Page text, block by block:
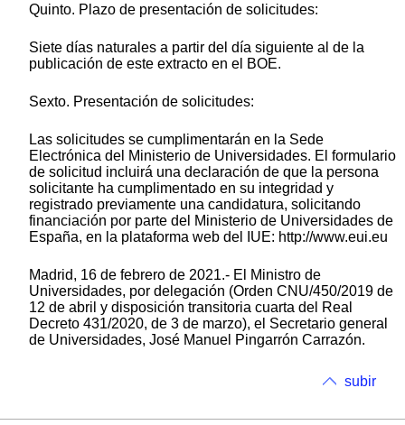
Quinto. Plazo de presentación de solicitudes:
Siete días naturales a partir del día siguiente al de la
publicación de este extracto en el BOE.
Sexto. Presentación de solicitudes:
Las solicitudes se cumplimentarán en la Sede
Electrónica del Ministerio de Universidades. El formulario
de solicitud incluirá una declaración de que la persona
solicitante ha cumplimentado en su integridad y
registrado previamente una candidatura, solicitando
financiación por parte del Ministerio de Universidades de
España, en la plataforma web del IUE: http://www.eui.eu
Madrid, 16 de febrero de 2021.- El Ministro de
Universidades, por delegación (Orden CNU/450/2019 de
12 de abril y disposición transitoria cuarta del Real
Decreto 431/2020, de 3 de marzo), el Secretario general
de Universidades, José Manuel Pingarrón Carrazón.
subir